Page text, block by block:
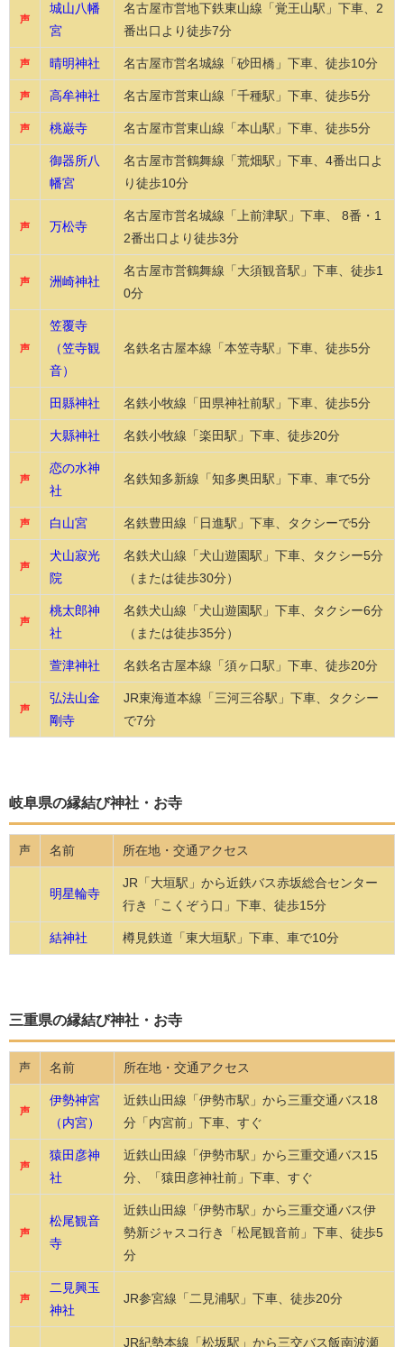
声
城山八幡
宮
名古屋市営地下鉄東山線「覚王山駅」下車、2
番出口より徒歩7分
声 晴明神社 名古屋市営名城線「砂田橋」下車、徒歩10分
声 高牟神社 名古屋市営東山線「千種駅」下車、徒歩5分
声 桃巌寺 名古屋市営東山線「本山駅」下車、徒歩5分
御器所八
幡宮
名古屋市営鶴舞線「荒畑駅」下車、4番出口よ
り徒歩10分
声 万松寺
名古屋市営名城線「上前津駅」下車、 8番・1
2番出口より徒歩3分
声 洲崎神社
名古屋市営鶴舞線「大須観音駅」下車、徒歩1
0分
声
笠覆寺
（笠寺観
音）
名鉄名古屋本線「本笠寺駅」下車、徒歩5分
田縣神社 名鉄小牧線「田県神社前駅」下車、徒歩5分
大縣神社 名鉄小牧線「楽田駅」下車、徒歩20分
声
恋の水神
社
名鉄知多新線「知多奥田駅」下車、車で5分
声 白山宮 名鉄豊田線「日進駅」下車、タクシーで5分
声
犬山寂光
院
名鉄犬山線「犬山遊園駅」下車、タクシー5分
（または徒歩30分）
声
桃太郎神
社
名鉄犬山線「犬山遊園駅」下車、タクシー6分
（または徒歩35分）
萱津神社 名鉄名古屋本線「須ヶ口駅」下車、徒歩20分
声
弘法山金
剛寺
JR東海道本線「三河三谷駅」下車、タクシー
で7分
岐阜県の縁結び神社・お寺
声 名前 所在地・交通アクセス
明星輪寺
JR「大垣駅」から近鉄バス赤坂総合センター
行き「こくぞう口」下車、徒歩15分
結神社 樽見鉄道「東大垣駅」下車、車で10分
三重県の縁結び神社・お寺
声 名前 所在地・交通アクセス
声
伊勢神宮
（内宮）
近鉄山田線「伊勢市駅」から三重交通バス18
分「内宮前」下車、すぐ
声
猿田彦神
社
近鉄山田線「伊勢市駅」から三重交通バス15
分、「猿田彦神社前」下車、すぐ
声
松尾観音
寺
近鉄山田線「伊勢市駅」から三重交通バス伊
勢新ジャスコ行き「松尾観音前」下車、徒歩5
分
声
二見興玉
神社
JR参宮線「二見浦駅」下車、徒歩20分
JR紀勢本線「松坂駅」から三交バス飯南波瀬